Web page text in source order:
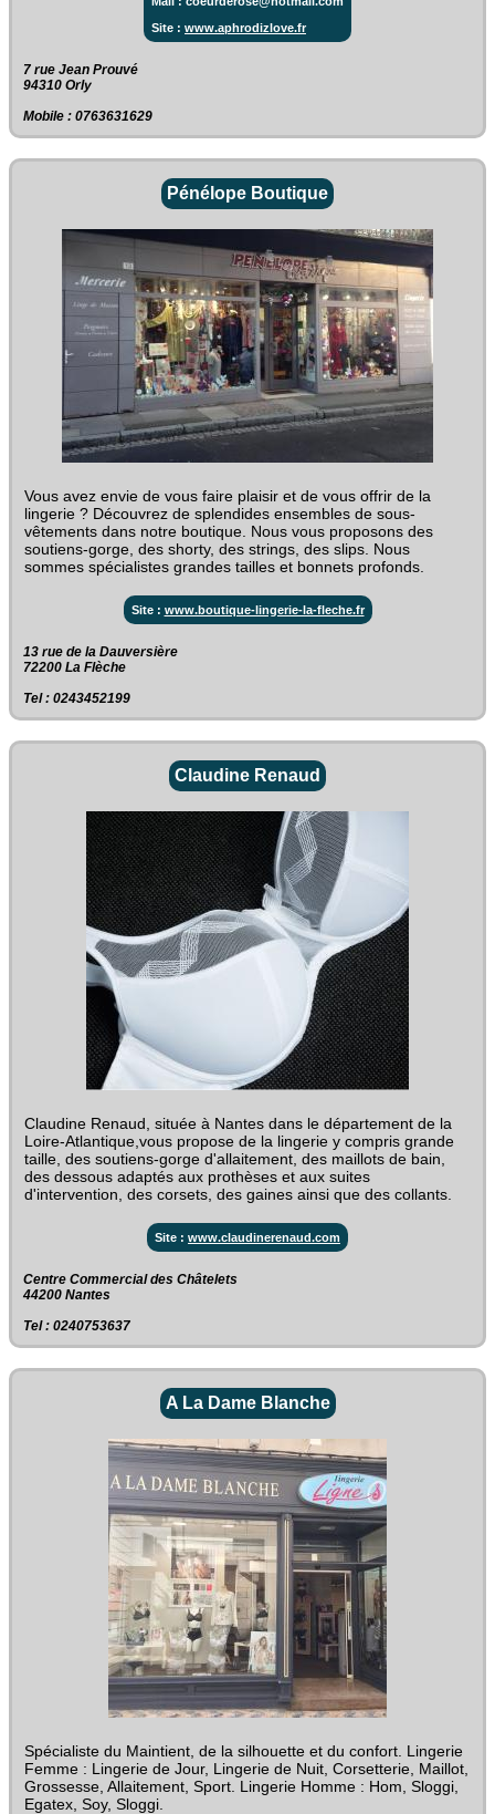
Site : www.aphrodizlove.fr
7 rue Jean Prouvé‎
94310 Orly
Mobile : 0763631629
Pénélope Boutique
Vous avez envie de vous faire plaisir et de vous offrir de la
lingerie ? Découvrez de splendides ensembles de sous-
vêtements dans notre boutique. Nous vous proposons des
soutiens-gorge, des shorty, des strings, des slips. Nous
sommes spécialistes grandes tailles et bonnets profonds.
Site : www.boutique-lingerie-la-fleche.fr
13 rue de la Dauversière‎
72200 La Flèche
Tel : 0243452199
Claudine Renaud
Claudine Renaud, située à Nantes dans le département de la
Loire-Atlantique,vous propose de la lingerie y compris grande
taille, des soutiens-gorge d'allaitement, des maillots de bain,
des dessous adaptés aux prothèses et aux suites
d'intervention, des corsets, des gaines ainsi que des collants.
Site : www.claudinerenaud.com
Centre Commercial des Châtelets‎
44200 Nantes
Tel : 0240753637
A La Dame Blanche
Spécialiste du Maintient, de la silhouette et du confort. Lingerie
Femme : Lingerie de Jour, Lingerie de Nuit, Corsetterie, Maillot,
Grossesse, Allaitement, Sport. Lingerie Homme : Hom, Sloggi,
Egatex, Soy, Sloggi.